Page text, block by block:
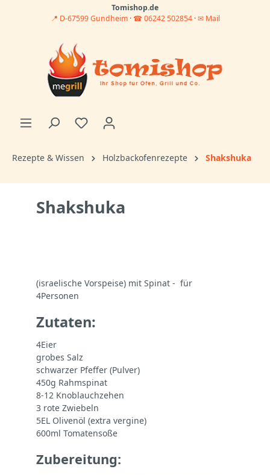
Tomishop.de
📍 D-67599 Gundheim · ☎ 06242 502854·✉ Mail
Rezepte & Wissen Holzbackofenrezepte Shakshuka
Shakshuka
(israelische Vorspeise) mit Spinat - für
4Personen
Zutaten:
4Eier
grobes Salz
schwarzer Pfeffer (Pulver)
450g Rahmspinat
8-12 Knoblauchzehen
3 rote Zwiebeln
5EL Olivenöl (extra vergine)
600ml Tomatensoße
Zubereitung: